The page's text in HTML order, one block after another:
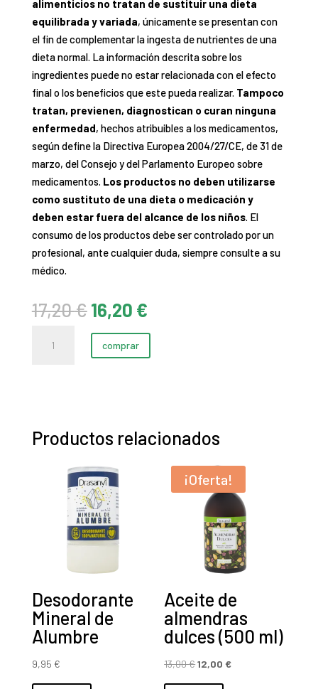
alimenticios no tratan de sustituir una dieta
equilibrada y variada, únicamente se presentan con
el fin de complementar la ingesta de nutrientes de una
dieta normal. La información descrita sobre los
ingredientes puede no estar relacionada con el efecto
final o los beneficios que este pueda realizar. Tampoco
tratan, previenen, diagnostican o curan ninguna
enfermedad, hechos atribuibles a los medicamentos,
según define la Directiva Europea 2004/27/CE, de 31 de
marzo, del Consejo y del Parlamento Europeo sobre
medicamentos. Los productos no deben utilizarse
como sustituto de una dieta o medicación y
deben estar fuera del alcance de los niños. El
consumo de los productos debe ser controlado por un
profesional, ante cualquier duda, siempre consulte a su
médico.
17,20€ El
precio
original
era:
16,20 €El
precio
es:
comprar
Productos relacionados
Desodorante
Mineral de
Alumbre
9,95 €
¡Oferta!
Aceite de
almendras
dulces (500 ml)
13,00€El
precio
12,00 €El